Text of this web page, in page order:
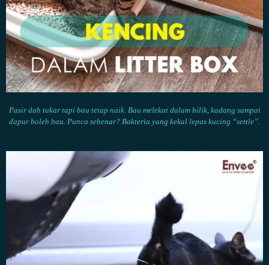
Pasir dah tukar tapi bau tetap naik. Bau melekat dalam bilik, kadang sampai
dapur boleh bau. Punca sebenar? Bakteria yang kekal lepas kucing “settle”.